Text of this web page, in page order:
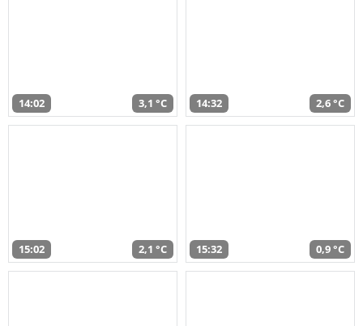
14:02 3,1 °C 14:32 2,6 °C
15:02 2,1 °C 15:32 0,9 °C